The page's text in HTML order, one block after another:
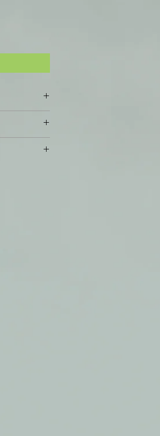
脂肪酸
疾病方面享有
處，請參閱梅
制定明確的退
的簡單易懂的